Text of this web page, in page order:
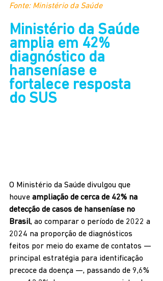
Fonte: Ministério da Saúde
Ministério da Saúde
amplia em 42%
diagnóstico da
hanseníase e
fortalece resposta
do SUS
O Ministério da Saúde divulgou que
houve ampliação de cerca de 42% na
detecção de casos de hanseníase no
Brasil, ao comparar o período de 2022 a
2024 na proporção de diagnósticos
feitos por meio do exame de contatos —
principal estratégia para identificação
precoce da doença —, passando de 9,6%